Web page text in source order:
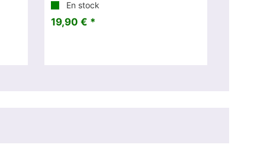
En stock
19,90 € *